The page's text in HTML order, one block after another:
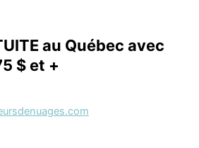
au Québec avec
$ et +